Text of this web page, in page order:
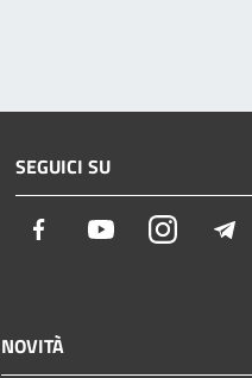
SEGUICI SU
Facebook YoutubeInstagram
NOVITÀ